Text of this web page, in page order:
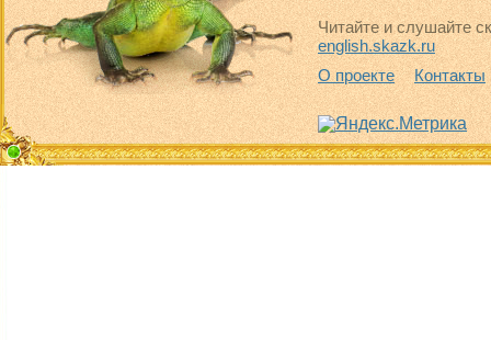
Читайте и слушайте
english.skazk.ru
О проекте
Контакты